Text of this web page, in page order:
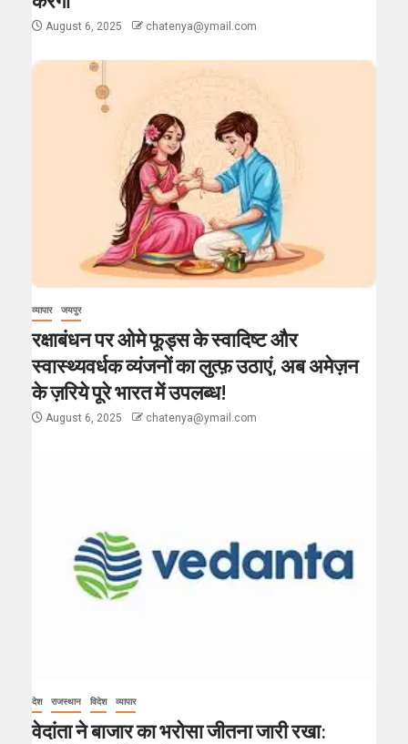
August 6, 2025 chatenya@ymail.com
व्यापार जयपुर
रक्षाबंधन पर ओमे फूड्स के स्वादिष्ट और
स्वास्थ्यवर्धक व्यंजनों का लुत्फ़ उठाएं, अब अमेज़न
के ज़रिये पूरे भारत में उपलब्ध!
August 6, 2025 chatenya@ymail.com
देश राजस्थान विदेश व्यापार
वेदांता ने बाजार का भरोसा जीतना जारी रखा: